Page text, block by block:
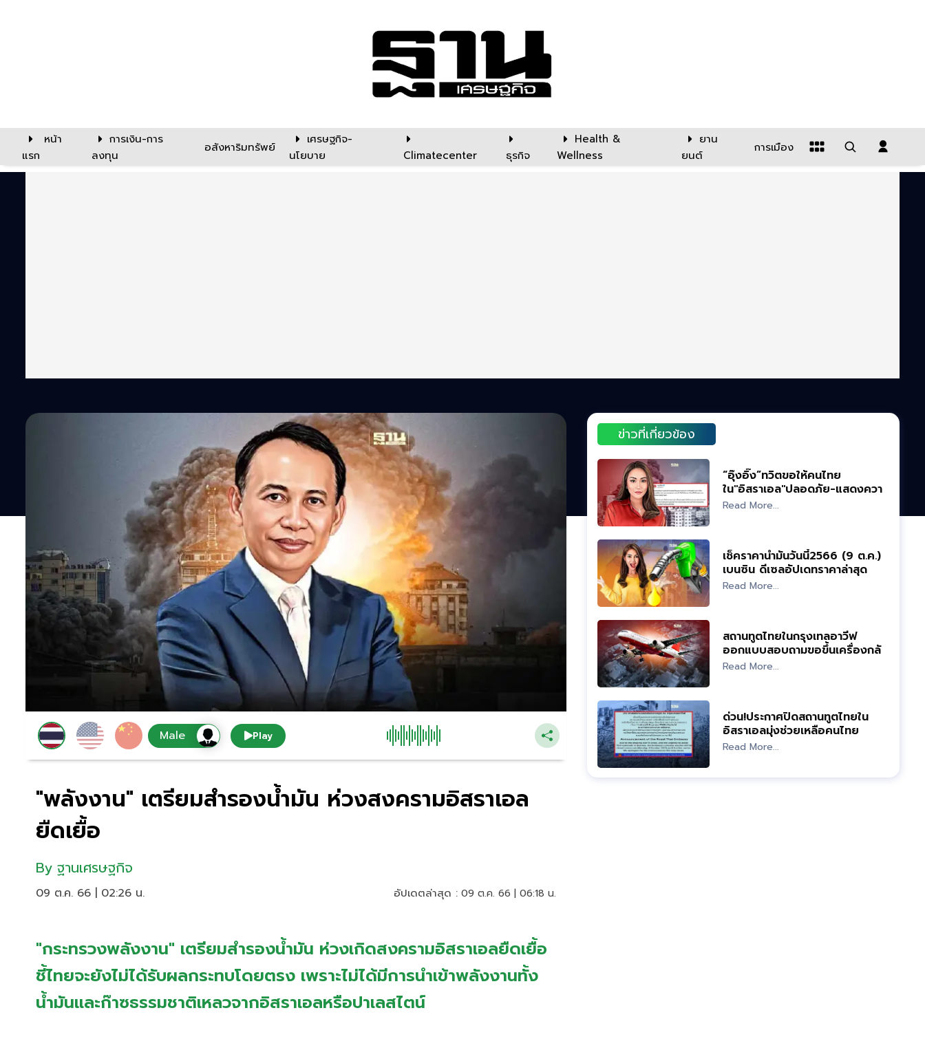
หน้า
แรก
การเงิน-การ
ลงทุน
อสังหาริมทรัพย์
เศรษฐกิจ-
นโยบาย
Climatecenter ธุรกิจ
Health &
Wellness
ยาน
ยนต์
การเมือง
Play
"พลังงาน" เตรียมสำรองน้ำมัน ห่วงสงครามอิสราเอล
ยืดเยื้อ
By ฐานเศรษฐกิจ
09 ต.ค. 66 | 02:26 น. อัปเดตล่าสุด : 09 ต.ค. 66 | 06:18 น.
"กระทรวงพลังงาน" เตรียมสำรองน้ำมัน ห่วงเกิดสงครามอิสราเอลยืดเยื้อ
ชี้ไทยจะยังไม่ได้รับผลกระทบโดยตรง เพราะไม่ได้มีการนำเข้าพลังงานทั้ง
น้ำมันและก๊าซธรรมชาติเหลวจากอิสราเอลหรือปาเลสไตน์
ข่าวที่เกี่ยวข้อง
“อุ๊งอิ๊ง”ทวิตขอให้คนไทย
ใน"อิสราเอล"ปลอดภัย-แสดงความ
เสียใจ
Read More...
เช็คราคาน้ำมันวันนี้2566 (9 ต.ค.)
เบนซิน ดีเซลอัปเดทราคาล่าสุด
Read More...
สถานทูตไทยในกรุงเทลอาวีฟ
ออกแบบสอบถามขอขึ้นเครื่องกลับ
ไทย
Read More...
ด่วน!ประกาศปิดสถานทูตไทยใน
อิสราเอลมุ่งช่วยเหลือคนไทย
Read More...